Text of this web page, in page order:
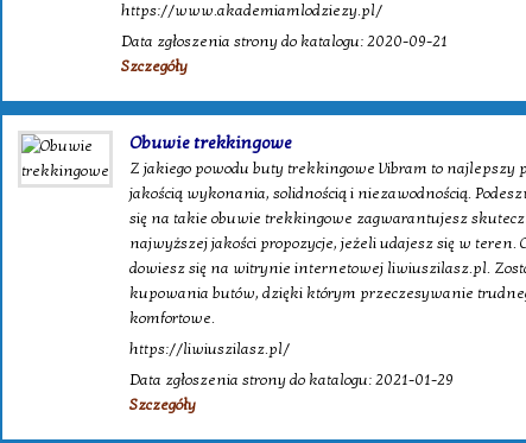
https://www.akademiamlodziezy.pl/
Data zgłoszenia strony do katalogu: 2020-09-21
Szczegóły
Obuwie trekkingowe
Z jakiego powodu buty trekkingowe Vibram to najlepszy
jakością wykonania, solidnością i niezawodnością.
się na takie obuwie trekkingowe zagwarantujesz
najwyższej jakości propozycje, jeżeli udajesz się w
dowiesz się na witrynie internetowej liwiuszilasz.pl.
kupowania butów, dzięki którym przeczesywanie
komfortowe.
https://liwiuszilasz.pl/
Data zgłoszenia strony do katalogu: 2021-01-29
Szczegóły